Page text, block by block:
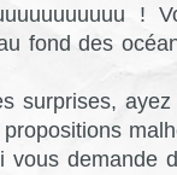
!
fond des
surprises,
vous demande